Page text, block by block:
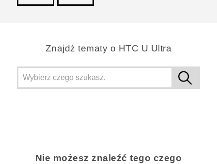
Znajdż tematy o HTC U Ultra
Nie możesz znaleźć tego czego